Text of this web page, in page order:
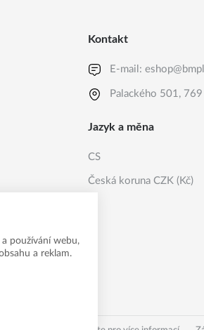
Kontakt
E-mail:
Palackého 501,
Jazyk a měna
CS
CS
Česká koruna CZK (Kč)
používání webu,
a reklam.